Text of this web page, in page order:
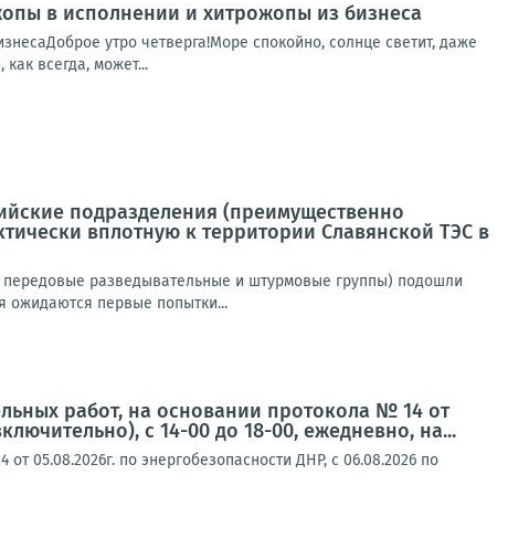
в исполнении и хитрожопы из бизнеса
утро четверга!Море спокойно, солнце светит, даже
всегда, может...
подразделения (преимущественно
вплотную к территории Славянской ТЭС в
разведывательные и штурмовые группы) подошли
ожидаются первые попытки...
работ, на основании протокола № 14 от
с 14-00 до 18-00, ежедневно, на...
05.08.2026г. по энергобезопасности ДНР, с 06.08.2026 по